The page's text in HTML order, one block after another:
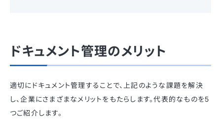
ドキュメント管理のメリット
適切にドキュメント管理することで、上記のような課題を解決
し、企業にさまざまなメリットをもたらします。代表的なものを5
つご紹介します。